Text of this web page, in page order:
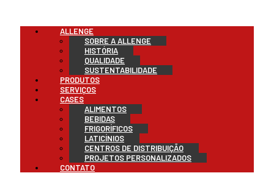
ALLENGE
SOBRE A ALLENGE
HISTÓRIA
QUALIDADE
SUSTENTABILIDADE
PRODUTOS
SERVIÇOS
CASES
ALIMENTOS
BEBIDAS
FRIGORÍFICOS
LATICÍNIOS
CENTROS DE DISTRIBUIÇÃO
PROJETOS PERSONALIZADOS
CONTATO